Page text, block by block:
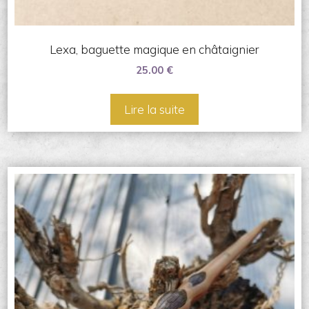
Lexa, baguette magique en châtaignier
25.00 €
Lire la suite